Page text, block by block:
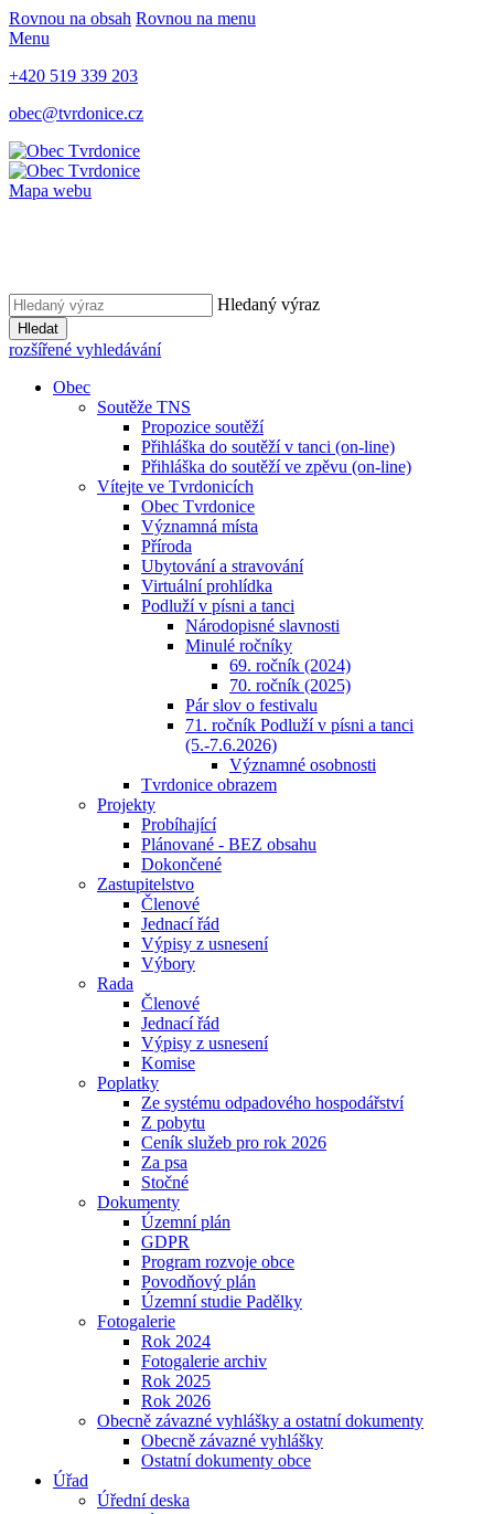
Rovnou na obsah Rovnou na menu
Menu
+420 519 339 203
obec@tvrdonice.cz
Mapa webu
Hledaný výraz
Hledat
rozšířené vyhledávání
Obec
Soutěže TNS
Propozice soutěží
Přihláška do soutěží v tanci (on-line)
Přihláška do soutěží ve zpěvu (on-line)
Vítejte ve Tvrdonicích
Obec Tvrdonice
Významná místa
Příroda
Ubytování a stravování
Virtuální prohlídka
Podluží v písni a tanci
Národopisné slavnosti
Minulé ročníky
69. ročník (2024)
70. ročník (2025)
Pár slov o festivalu
71. ročník Podluží v písni a tanci
(5.-7.6.2026)
Významné osobnosti
Tvrdonice obrazem
Projekty
Probíhající
Plánované - BEZ obsahu
Dokončené
Zastupitelstvo
Členové
Jednací řád
Výpisy z usnesení
Výbory
Rada
Členové
Jednací řád
Výpisy z usnesení
Komise
Poplatky
Ze systému odpadového hospodářství
Z pobytu
Ceník služeb pro rok 2026
Za psa
Stočné
Dokumenty
Územní plán
GDPR
Program rozvoje obce
Povodňový plán
Územní studie Padělky
Fotogalerie
Rok 2024
Fotogalerie archiv
Rok 2025
Rok 2026
Obecně závazné vyhlášky a ostatní dokumenty
Obecně závazné vyhlášky
Ostatní dokumenty obce
Úřad
Úřední deska